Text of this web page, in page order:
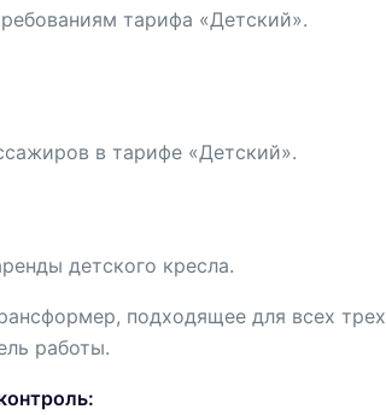
тарифа «Детский».
в тарифе «Детский».
детского кресла.
подходящее для всех
работы.